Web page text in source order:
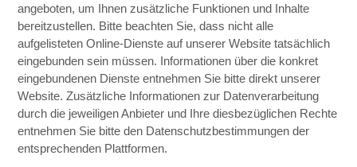
angeboten, um Ihnen zusätzliche Funktionen und Inhalte
bereitzustellen. Bitte beachten Sie, dass nicht alle
aufgelisteten Online-Dienste auf unserer Website tatsächlich
eingebunden sein müssen. Informationen über die konkret
eingebundenen Dienste entnehmen Sie bitte direkt unserer
Website. Zusätzliche Informationen zur Datenverarbeitung
durch die jeweiligen Anbieter und Ihre diesbezüglichen Rechte
entnehmen Sie bitte den Datenschutzbestimmungen der
entsprechenden Plattformen.